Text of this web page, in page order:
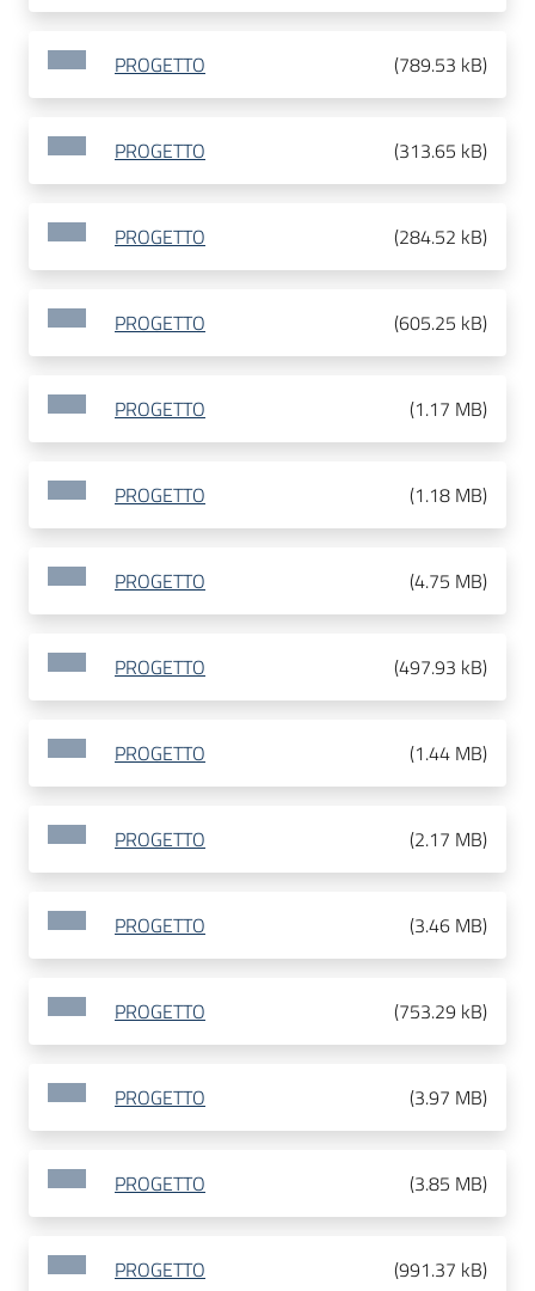
PROGETTO (789.53 kB)
PROGETTO (313.65 kB)
PROGETTO (284.52 kB)
PROGETTO (605.25 kB)
PROGETTO (1.17 MB)
PROGETTO (1.18 MB)
PROGETTO (4.75 MB)
PROGETTO (497.93 kB)
PROGETTO (1.44 MB)
PROGETTO (2.17 MB)
PROGETTO (3.46 MB)
PROGETTO (753.29 kB)
PROGETTO (3.97 MB)
PROGETTO (3.85 MB)
PROGETTO (991.37 kB)